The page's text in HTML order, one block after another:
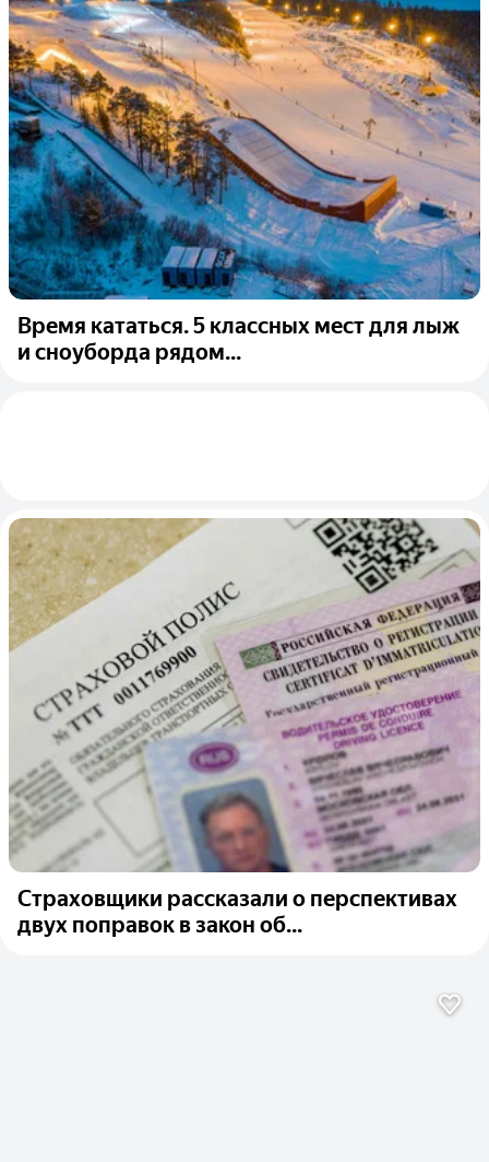
Время кататься. 5 классных мест для лыж
и сноуборда рядом...
Страховщики рассказали о перспективах
двух поправок в закон об...